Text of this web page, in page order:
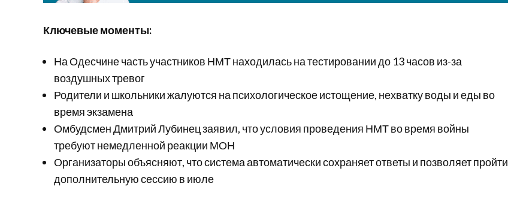
Ключевые моменты:
На Одесчине часть участников НМТ находилась на тестировании до 13 часов из-за
воздушных тревог
Родители и школьники жалуются на психологическое истощение, нехватку воды и еды во
время экзамена
Омбудсмен Дмитрий Лубинец заявил, что условия проведения НМТ во время войны
требуют немедленной реакции МОН
Организаторы объясняют, что система автоматически сохраняет ответы и позволяет пройти
дополнительную сессию в июле